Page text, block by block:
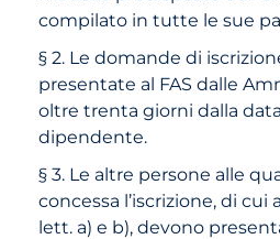
compilato in tutte le sue
§ 2. Le domande di
presentate al FAS dalle
oltre trenta giorni dalla
dipendente.
§ 3. Le altre persone alle
concessa l’iscrizione, di cui
lett. a) e b), devono